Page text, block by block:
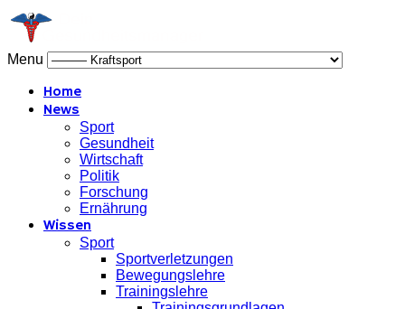
Menu
Home
News
Sport
Gesundheit
Wirtschaft
Politik
Forschung
Ernährung
Wissen
Sport
Sportverletzungen
Bewegungslehre
Trainingslehre